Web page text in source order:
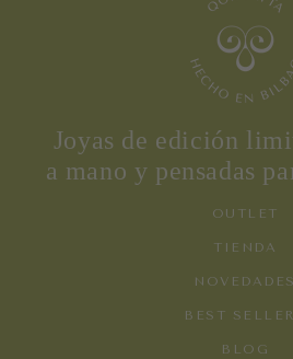
OUTLET
TIENDA
PENDIENTES
NOVEDADES
BEST
BLOG
Joyas de edición
a mano y pensadas